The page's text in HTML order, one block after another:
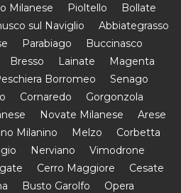
Milanese Pioltello
Bollate
sul Naviglio
Abbiategrasso
Parabiago
Buccinasco
Bresso Lainate
Magenta
Borromeo
Senago
Cornaredo
Gorgonzola
Novate Milanese
Arese
Milanino Melzo
Corbetta
Nerviano
Vimodrone
Cerro Maggiore
Cesate
Busto Garolfo
Opera